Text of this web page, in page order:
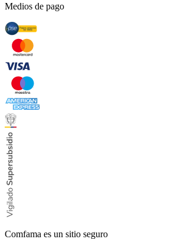
Medios de pago
Comfama es un sitio seguro